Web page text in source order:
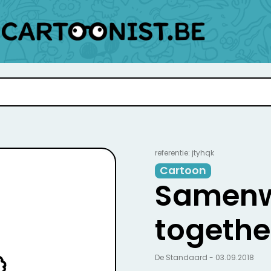
referentie: jtyhqk
Cartoon
De Standaard - 03.09.2018